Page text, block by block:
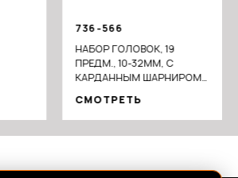
736-566
НАБОР ГОЛОВОК, 19
ПРЕДМ., 10-32ММ, С
КАРДАННЫМ ШАРНИРОМ
СМОТРЕТЬ